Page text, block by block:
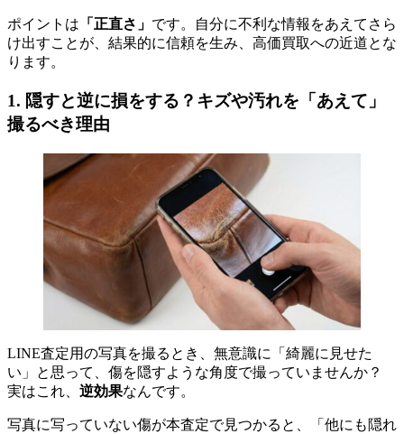
ポイントは 「正直さ」 です。自分に不利な情報をあえてさら
け出すことが、結果的に信頼を生み、高価買取への近道とな
ります。
1. 隠すと逆に損をする？キズや汚れを「あえて」
撮るべき理由
LINE査定用の写真を撮るとき、無意識に「綺麗に見せた
い」と思って、傷を隠すような角度で撮っていませんか？
実はこれ、 逆効果なんです。
写真に写っていない傷が本査定で見つかると、「他にも隠れ